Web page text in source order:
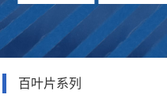
百叶片系列